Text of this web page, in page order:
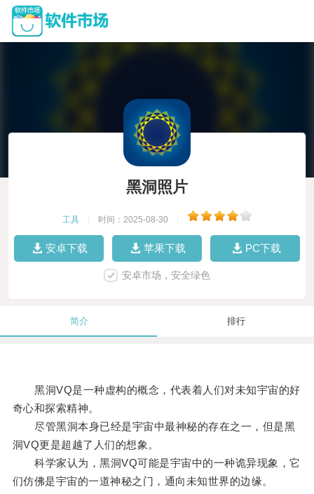
黑洞照片
工具 时间：2025-08-30
安卓下载 苹果下载 PC下载
安卓市场，安全绿色
简介 排行
黑洞VQ是一种虚构的概念，代表着人们对未知宇宙的好
奇心和探索精神。
尽管黑洞本身已经是宇宙中最神秘的存在之一，但是黑
洞VQ更是超越了人们的想象。
科学家认为，黑洞VQ可能是宇宙中的一种诡异现象，它
们仿佛是宇宙的一道神秘之门，通向未知世界的边缘。